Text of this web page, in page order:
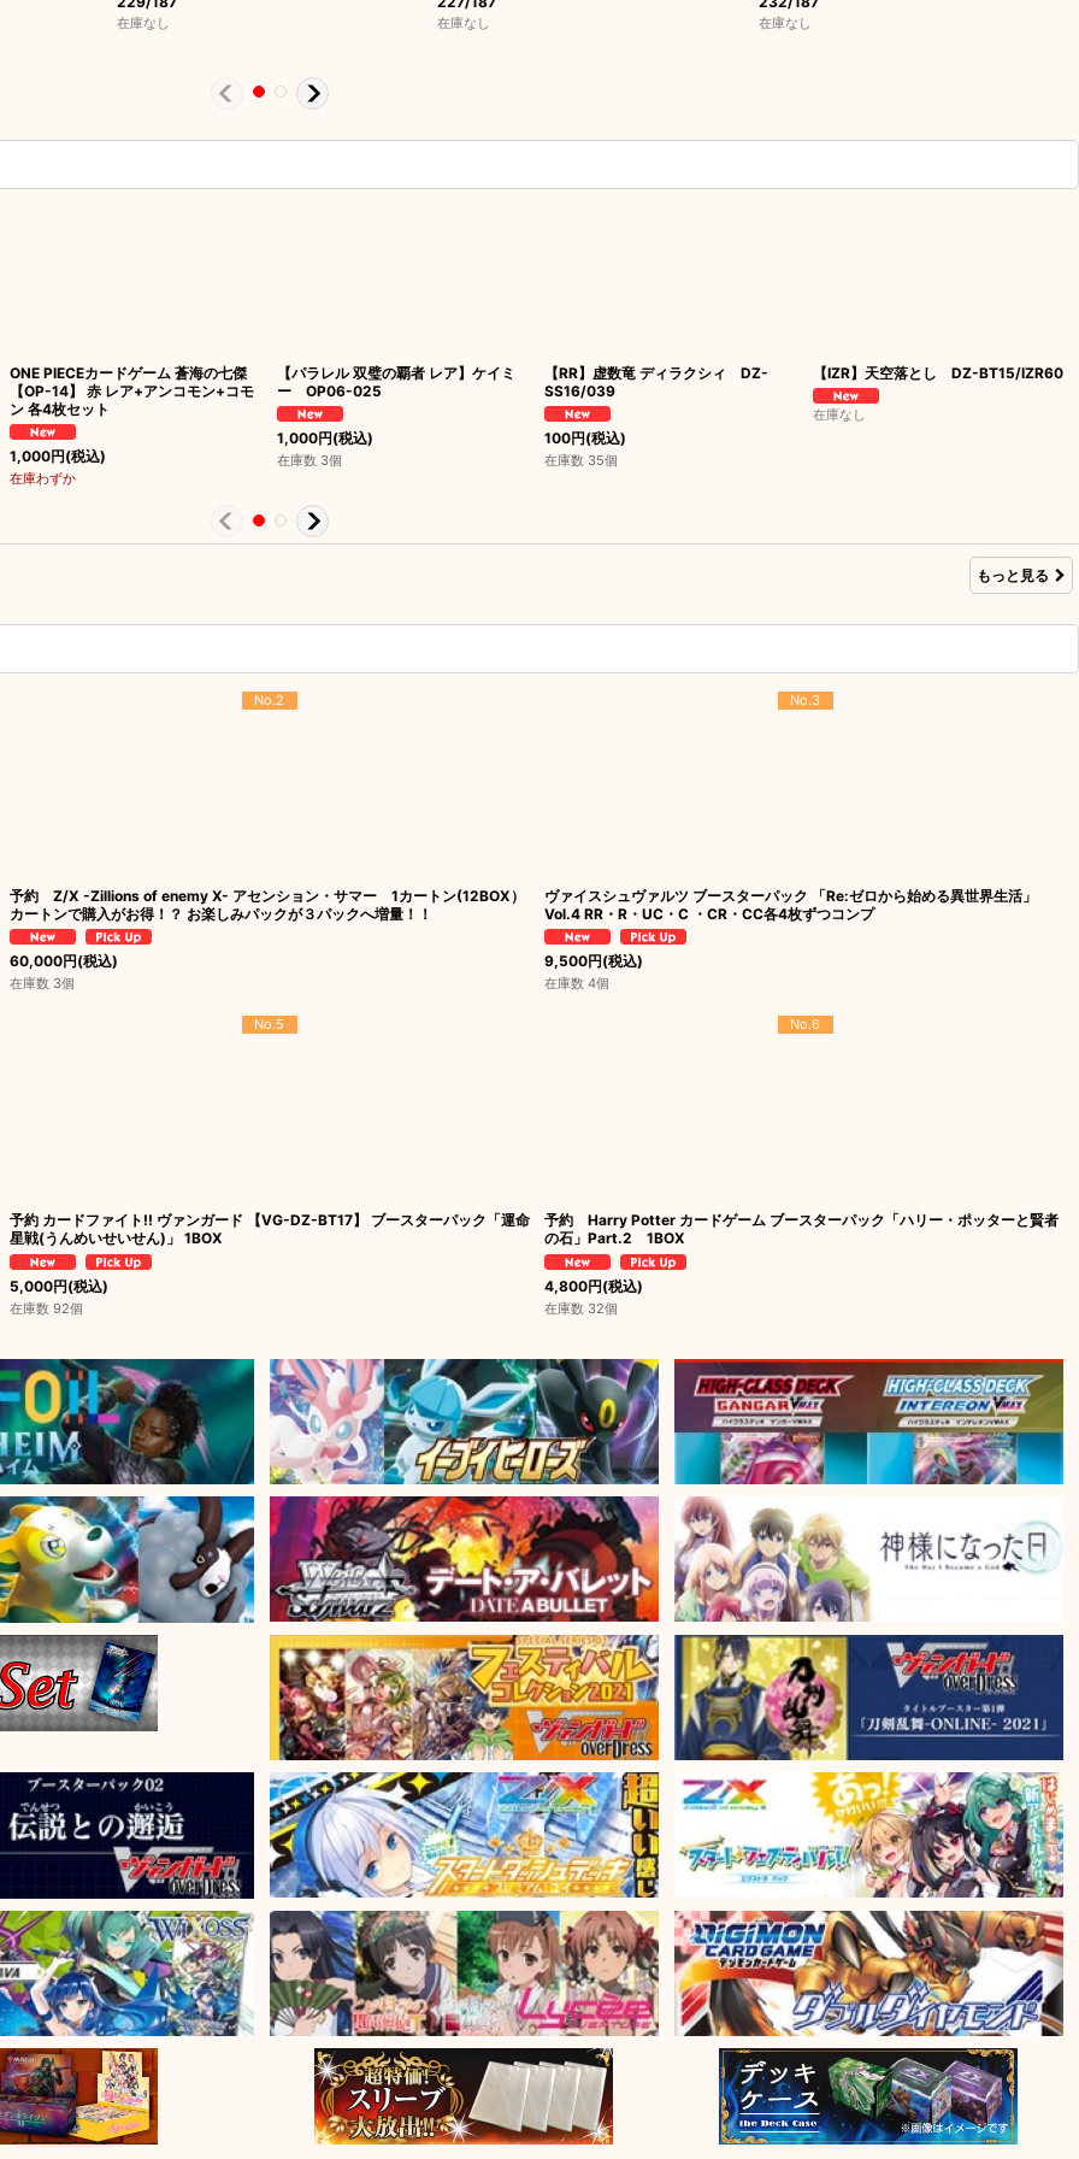
在庫なし 在庫なし 在庫なし
ONE PIECEカードゲーム 蒼海の七傑
【OP-14】 赤 レア+アンコモン+コモ
ン 各4枚セット
1,000円(税込)
在庫わずか
【パラレル 双璧の覇者 レア】ケイミ
ー OP06-025
1,000円(税込)
在庫数 3個
【RR】虚数竜 ディラクシィ DZ-
SS16/039
100円(税込)
在庫数 35個
【IZR】天空落とし DZ-BT15/IZR60
在庫なし
もっと見る
No.2
予約 Z/X -Zillions of enemy X- アセンション・サマー 1カートン(12BOX）
カートンで購入がお得！？ お楽しみパックが３パックへ増量！！
60,000円(税込)
在庫数 3個
No.3
ヴァイスシュヴァルツ ブースターパック 「Re:ゼロから始める異世界生活」
Vol.4 RR・R・UC・C ・CR・CC各4枚ずつコンプ
9,500円(税込)
在庫数 4個
No.5
予約 カードファイト!! ヴァンガード 【VG-DZ-BT17】 ブースターパック「運命
星戦(うんめいせいせん)」 1BOX
5,000円(税込)
在庫数 92個
No.6
予約 Harry Potter カードゲーム ブースターパック「ハリー・ポッターと賢者
の石」Part.2 1BOX
4,800円(税込)
在庫数 32個